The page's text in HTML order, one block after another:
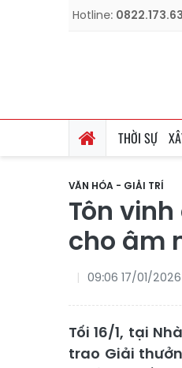
Hotline:
THỜI SỰ
VĂN HÓA - GIẢI TRÍ
Tôn
cho âm
09:06 17/01/2026
Tối 16/1, tại
trao Giải